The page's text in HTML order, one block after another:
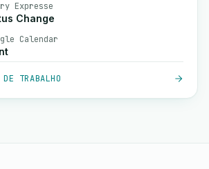
Expresse
Change
Calendar
TRABALHO